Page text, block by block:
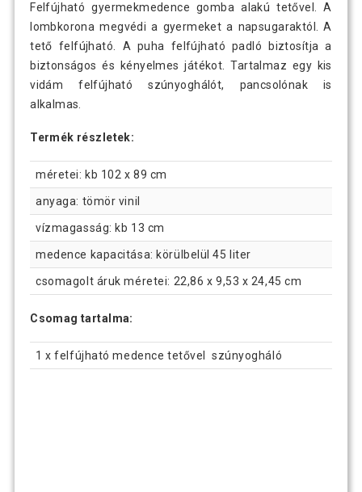
Felfújható gyermekmedence gomba alakú tetővel. A
lombkorona megvédi a gyermeket a napsugaraktól. A
tető felfújható. A puha felfújható padló biztosítja a
biztonságos és kényelmes játékot. Tartalmaz egy kis
vidám felfújható szúnyoghálót, pancsolónak is
alkalmas.
Termék részletek:
méretei: kb 102 x 89 cm
anyaga: tömör vinil
vízmagasság: kb 13 cm
medence kapacitása: körülbelül 45 liter
csomagolt áruk méretei: 22,86 x 9,53 x 24,45 cm
Csomag tartalma:
1 x felfújható medence tetővel szúnyogháló